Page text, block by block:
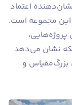
اعتماد
این مجموعه است.
نشان می‌دهد
بزرگ‌مقیاس و